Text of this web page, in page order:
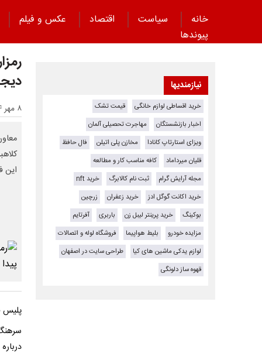
خانه سیاست اقتصاد
عکس و فیلم
پیوند‌ها
۸ مهر ۱۴۰۴ - ۰۵:۲۱
این
پلیس
نیازمندیها
خرید اقساطی لوازم خانگی
قیمت تشک
اخبار بازنشستگان
مهاجرت تحصیلی آلمان
ویزای استارتاپ کانادا
مخازن پلی اتیلن
فال حافظ
قلیان میرداماد
کافه مناسب کار و مطالعه
مجله آرایش گرام
ثبت نام کالابرگ
خرید nft
خرید اکانت گوگل ادز
خرید زعفران
زرچین
بوکینگ
خرید پرینتر لیبل زن باربری
آفرتایم
مزایده خودرو
بلیط هواپیما
فروشگاه لوله و اتصالات
لوازم یدکی ماشین های کیا
طراحی سایت در اصفهان
قهوه ساز دلونگی